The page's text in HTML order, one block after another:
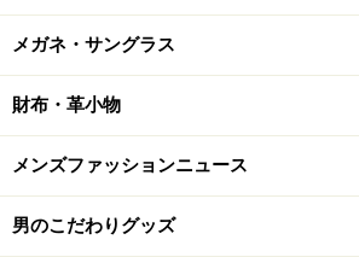
メガネ・サングラス
財布・革小物
メンズファッションニュース
男のこだわりグッズ